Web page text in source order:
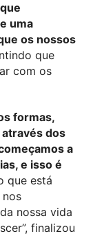
uma
os nossos
que
com os
formas,
dos
a
e isso é
que está
nossa vida
finalizou